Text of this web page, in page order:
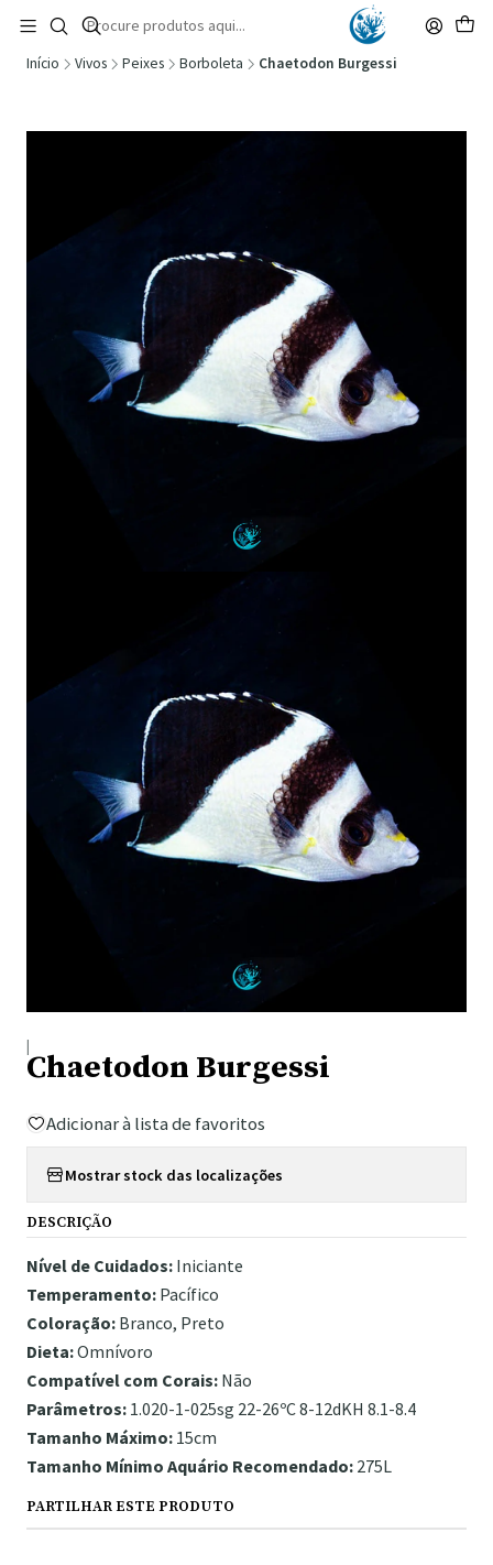
🚚 Portugal Continental: Portes Grátis desde 149,90€ (Envio extresso: 14,90€)
Ler mais
Início Vivos Peixes Borboleta Chaetodon Burgessi
|
Chaetodon Burgessi
Adicionar à lista de favoritos
Mostrar stock das localizações
DESCRIÇÃO
Nível de Cuidados: Iniciante
Temperamento: Pacífico
Coloração: Branco, Preto
Dieta:Omnívoro
Compatível com Corais: Não
Parâmetros: 1.020-1-025sg 22-26ºC 8-12dKH 8.1-8.4
Tamanho Máximo: 15cm
Tamanho Mínimo Aquário Recomendado: 275L
PARTILHAR ESTE PRODUTO